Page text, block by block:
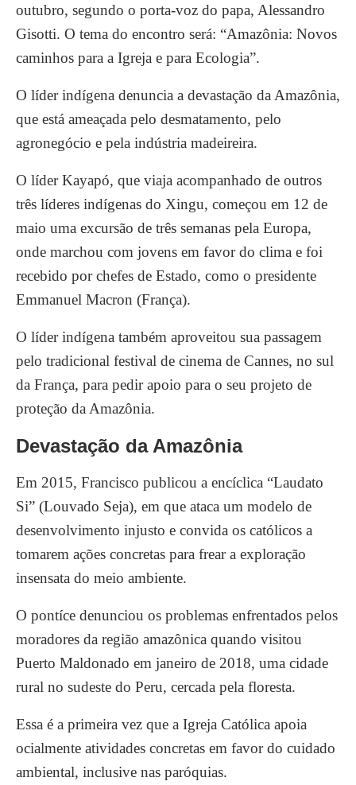
outubro, segundo o porta-voz do papa, Alessandro
Gisotti. O tema do encontro será: “Amazônia: Novos
caminhos para a Igreja e para Ecologia”.
O líder indígena denuncia a devastação da Amazônia,
que está ameaçada pelo desmatamento, pelo
agronegócio e pela indústria madeireira.
O líder Kayapó, que viaja acompanhado de outros
três líderes indígenas do Xingu, começou em 12 de
maio uma excursão de três semanas pela Europa,
onde marchou com jovens em favor do clima e foi
recebido por chefes de Estado, como o presidente
Emmanuel Macron (França).
O líder indígena também aproveitou sua passagem
pelo tradicional festival de cinema de Cannes, no sul
da França, para pedir apoio para o seu projeto de
proteção da Amazônia.
Devastação da Amazônia
Em 2015, Francisco publicou a encíclica “Laudato
Si” (Louvado Seja), em que ataca um modelo de
desenvolvimento injusto e convida os católicos a
tomarem ações concretas para frear a exploração
insensata do meio ambiente.
O pontíce denunciou os problemas enfrentados pelos
moradores da região amazônica quando visitou
Puerto Maldonado em janeiro de 2018, uma cidade
rural no sudeste do Peru, cercada pela floresta.
Essa é a primeira vez que a Igreja Católica apoia
ocialmente atividades concretas em favor do cuidado
ambiental, inclusive nas paróquias.